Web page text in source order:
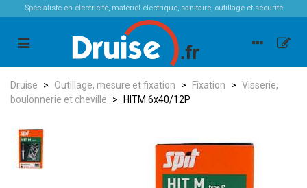
Spécialiste en électricité, matériel électrique, sanitaire, outillage et sécurité
Druise > Outillage, mesure et fixation > Fixation > Visserie,
boulonnerie et cheville
> HITM 6x40/12P